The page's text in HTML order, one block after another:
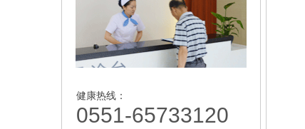
女性
老年
头部
背部
健康热线：
0551-65733120